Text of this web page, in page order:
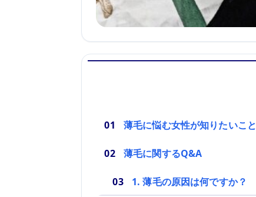
薄毛に悩む女性が知りたいこと
薄毛に関するQ&A
1. 薄毛の原因は何ですか？